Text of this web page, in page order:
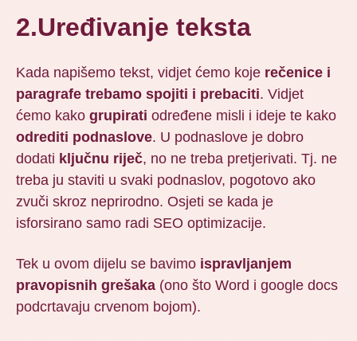
2.Uređivanje teksta
Kada napišemo tekst, vidjet ćemo koje rečenice i
paragrafe trebamo spojiti i prebaciti. Vidjet
ćemo kako grupirati određene misli i ideje te kako
odrediti podnaslove. U podnaslove je dobro
dodati ključnu riječ, no ne treba pretjerivati. Tj. ne
treba ju staviti u svaki podnaslov, pogotovo ako
zvuči skroz neprirodno. Osjeti se kada je
isforsirano samo radi SEO optimizacije.
Tek u ovom dijelu se bavimo ispravljanjem
pravopisnih grešaka (ono što Word i google docs
podcrtavaju crvenom bojom).